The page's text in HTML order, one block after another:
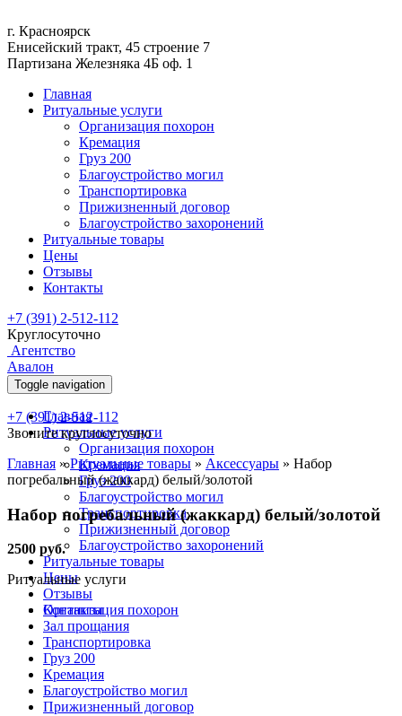
г. Красноярск
Енисейский тракт, 45 строение 7
Партизана Железняка 4Б оф. 1
Главная
Ритуальные услуги
Организация похорон
Кремация
Груз 200
Благоустройство могил
Транспортировка
Прижизненный договор
Благоустройство захоронений
Ритуальные товары
Цены
Отзывы
Контакты
+7 (391) 2-512-112
Круглосуточно
Агентство
Авалон
Toggle navigation
Главная
Ритуальные услуги
Организация похорон
Кремация
Груз 200
Благоустройство могил
Транспортировка
Прижизненный договор
Благоустройство захоронений
Ритуальные товары
Цены
Отзывы
Контакты
+7 (391) 2-512-112
Звоните круглосуточно
Главная »Ритуальные товары » Аксессуары » Набор
погребальный (жаккард) белый/золотой
Набор погребальный (жаккард) белый/золотой
2500 руб.
Ритуальные услуги
Организация похорон
Зал прощания
Транспортировка
Груз 200
Кремация
Благоустройство могил
Прижизненный договор